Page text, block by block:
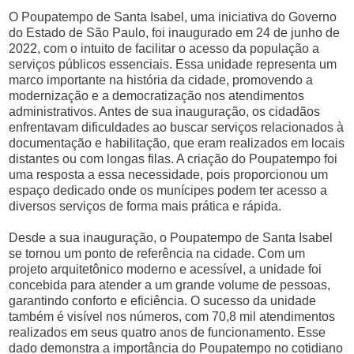
O Poupatempo de Santa Isabel, uma iniciativa do Governo
do Estado de São Paulo, foi inaugurado em 24 de junho de
2022, com o intuito de facilitar o acesso da população a
serviços públicos essenciais. Essa unidade representa um
marco importante na história da cidade, promovendo a
modernização e a democratização nos atendimentos
administrativos. Antes de sua inauguração, os cidadãos
enfrentavam dificuldades ao buscar serviços relacionados à
documentação e habilitação, que eram realizados em locais
distantes ou com longas filas. A criação do Poupatempo foi
uma resposta a essa necessidade, pois proporcionou um
espaço dedicado onde os munícipes podem ter acesso a
diversos serviços de forma mais prática e rápida.
Desde a sua inauguração, o Poupatempo de Santa Isabel
se tornou um ponto de referência na cidade. Com um
projeto arquitetônico moderno e acessível, a unidade foi
concebida para atender a um grande volume de pessoas,
garantindo conforto e eficiência. O sucesso da unidade
também é visível nos números, com 70,8 mil atendimentos
realizados em seus quatro anos de funcionamento. Esse
dado demonstra a importância do Poupatempo no cotidiano